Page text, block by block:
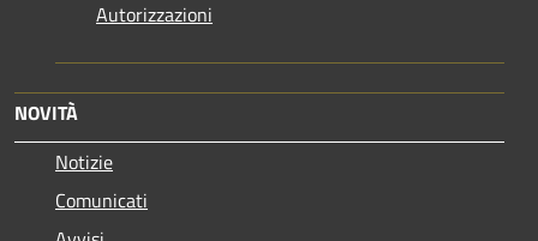
Autorizzazioni
NOVITÀ
Notizie
Comunicati